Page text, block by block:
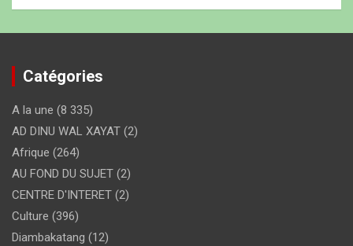
Catégories
A la une (8 335)
AD DINU WAL XAYAT (2)
Afrique (264)
AU FOND DU SUJET (2)
CENTRE D'INTERET (2)
Culture (396)
Diambakatang (12)